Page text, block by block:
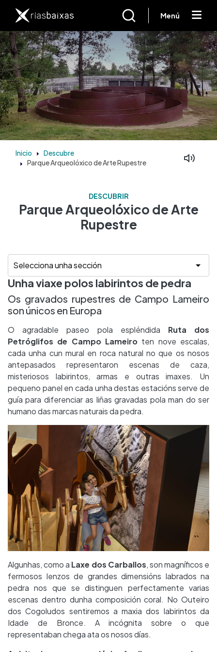
Menú
Inicio Descubre
Parque Arqueolóxico de Arte Rupestre
DESCUBRIR
Parque Arqueolóxico de Arte
Rupestre
Unha viaxe polos labirintos de pedra
Os gravados rupestres de Campo Lameiro
son únicos en Europa
O agradable paseo pola espléndida Ruta dos
Petróglifos de Campo Lameiro ten nove escalas,
cada unha cun mural en roca natural no que os nosos
antepasados representaron escenas de caza,
misteriosos labirintos, armas e outras imaxes. Un
pequeno panel en cada unha destas estacións serve de
guía para diferenciar as liñas gravadas pola man do ser
humano das marcas naturais da pedra.
Algunhas, como a Laxe dos Carballos, son magníficos e
fermosos lenzos de grandes dimensións labrados na
pedra nos que se distinguen perfectamente varias
escenas dentro dunha composición coral. No Outeiro
dos Cogoludos sentiremos a maxia dos labirintos da
Idade de Bronce. A incógnita sobre o que
representaban chega ata os nosos días.